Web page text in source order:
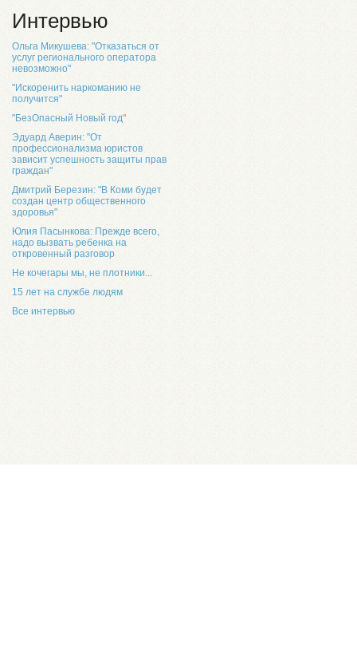
Интервью
Ольга Микушева: "Отказаться от
услуг регионального оператора
невозможно"
"Искоренить наркоманию не
получится"
"БезОпасный Новый год"
Эдуард Аверин: "От
профессионализма юристов
зависит успешность защиты прав
граждан"
Дмитрий Березин: "В Коми будет
создан центр общественного
здоровья"
Юлия Пасынкова: Прежде всего,
надо вызвать ребенка на
откровенный разговор
Не кочегары мы, не плотники...
15 лет на службе людям
Все интервью